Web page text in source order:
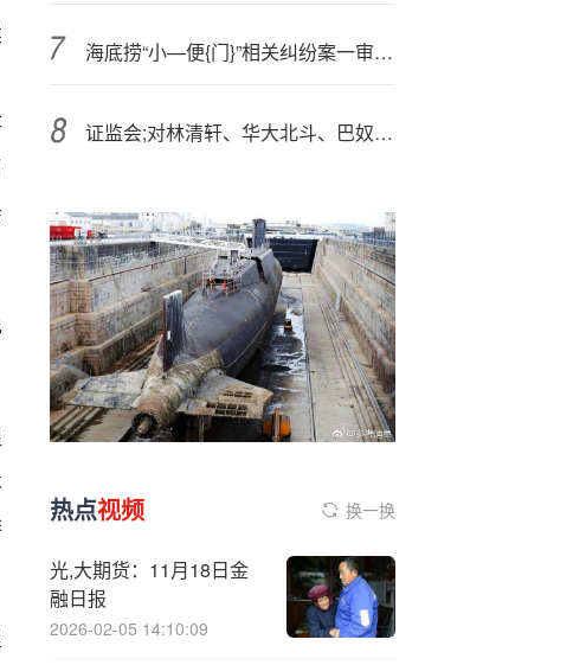
海底捞“小—便{门}”相关纠纷案一审宣判：涉案者父母赔偿220万元
证监会;对林清轩、华大北斗、巴奴国际、驭势科技等36家企业出具补充材料要求
热点视频 换一换
光,大期货：11月18日金
融日报
2026-02-05 14:10:09